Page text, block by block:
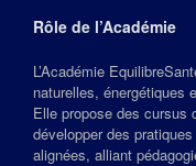
Rôle de l’Académie
L’Académie
naturelles, énergétiques
Elle propose des cursus
développer des
alignées, alliant